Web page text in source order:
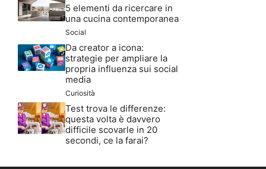
5 elementi da ricercare in
una cucina contemporanea
Social
Da creator a icona:
strategie per ampliare la
propria influenza sui social
media
Curiosità
Test trova le differenze:
questa volta è davvero
difficile scovarle in 20
secondi, ce la farai?